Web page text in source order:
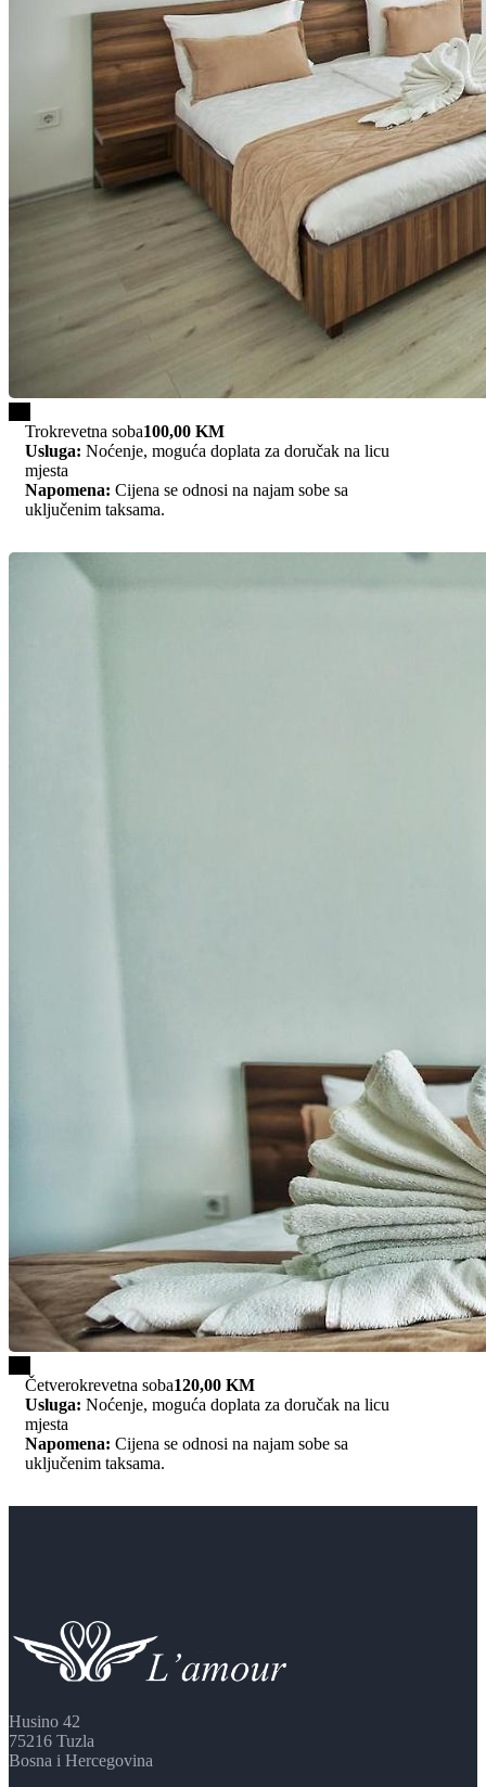
Trokrevetna soba100,00 KM
Usluga: Noćenje, moguća doplata za doručak na licu
mjesta
Napomena: Cijena se odnosi na najam sobe sa
uključenim taksama.
Četverokrevetna soba120,00 KM
Usluga: Noćenje, moguća doplata za doručak na licu
mjesta
Napomena: Cijena se odnosi na najam sobe sa
uključenim taksama.
Husino 42
75216 Tuzla
Bosna i Hercegovina